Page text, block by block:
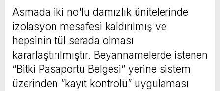
Asmada iki no'lu damızlık ünitelerinde
izolasyon mesafesi kaldırılmış ve
hepsinin tül serada olması
kararlaştırılmıştır. Beyannamelerde istenen
“Bitki Pasaportu Belgesi” yerine sistem
üzerinden “kayıt kontrolü” uygulaması